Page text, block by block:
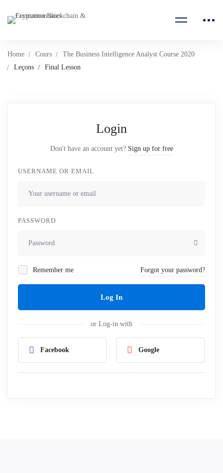
Home Cours
The Business Intelligence Analyst Course 2020
Leçons
Final Lesson
Login
Don't have an account yet? Sign up for free
USERNAME OR EMAIL
PASSWORD
Remember me Forgot your password?
Log In
or Log-in with
Facebook Google